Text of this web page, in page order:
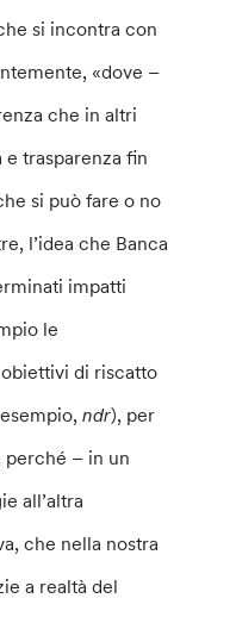
si incontra con
«dove –
che in altri
trasparenza fin
si può fare o no
l’idea che Banca
impatti
le
di riscatto
esempio,ndr), per
perché – in un
all’altra
che nella nostra
a realtà del